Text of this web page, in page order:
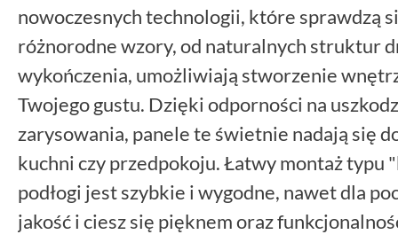
nowoczesnych technologii, które sprawdzą
różnorodne wzory, od naturalnych struktur
wykończenia, umożliwiają stworzenie
Twojego gustu. Dzięki odporności na
zarysowania, panele te świetnie nadają się
kuchni czy przedpokoju. Łatwy montaż typu
podłogi jest szybkie i wygodne, nawet dla
jakość i ciesz się pięknem oraz